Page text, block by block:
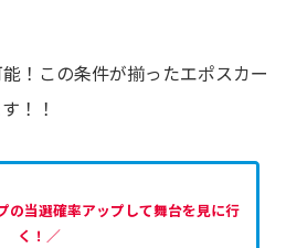
！この条件が揃ったエポスカー
！！
の当選確率アップして舞台を見に行
く！／